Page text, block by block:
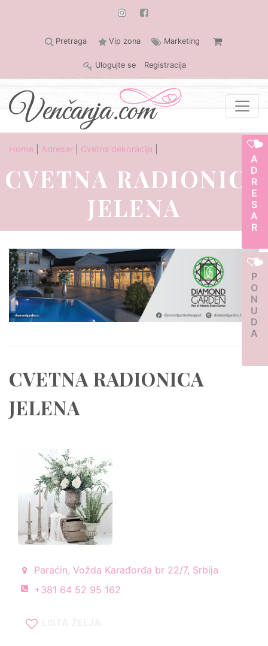
Pretraga Vip zona Marketing
Ulogujte se Registracija
ADRESAR
PONUDA
Home Adresar Cvetna dekoracija
CVETNA RADIONICA
JELENA
CVETNA RADIONICA
JELENA
Paraćin, Vožda Karađorđa br 22/7, Srbija
+381 64 52 95 162